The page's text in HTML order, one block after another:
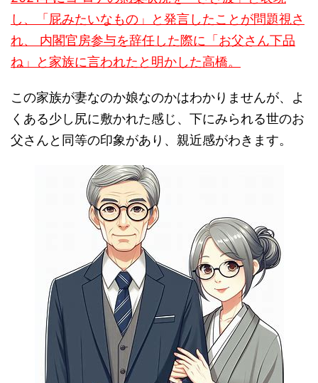
れ、 内閣官房参与を辞任した際に「お父さん下品
ね」と家族に言われたと明かした高橋。
この家族が妻なのか娘なのかはわかりませんが、よ
くある少し尻に敷かれた感じ、下にみられる世のお
父さんと同等の印象があり、親近感がわきます。